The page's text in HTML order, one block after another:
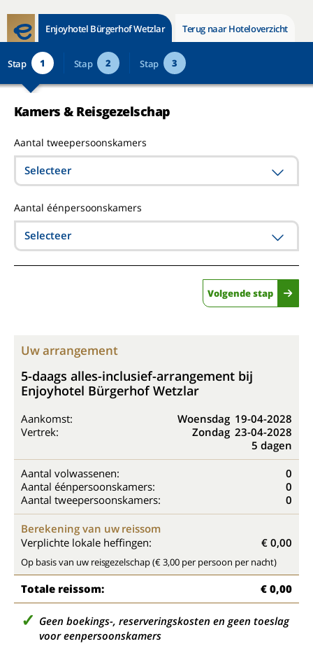
Enjoyhotel Bürgerhof Wetzlar Terug naar Hoteloverzicht
Stap 1 Stap 2 Stap 3
Kamers & Reisgezelschap
Aantal tweepersoonskamers
Selecteer
Aantal éénpersoonskamers
Selecteer
Volgende stap
Uw arrangement
5-daags alles-inclusief-arrangement bij
Enjoyhotel Bürgerhof Wetzlar
Aankomst: Woensdag 19-04-2028
Vertrek:
Zondag 23-04-2028
5 dagen
Aantal volwassenen:
0
Aantal éénpersoonskamers:
0
Aantal tweepersoonskamers:
0
Berekening van uw reissom
Verplichte lokale heffingen:
€ 0,00
Op basis van uw reisgezelschap (€ 3,00 per persoon per nacht)
Totale reissom: € 0,00
Geen boekings-, reserveringskosten en geen toeslag
voor eenpersoonskamers